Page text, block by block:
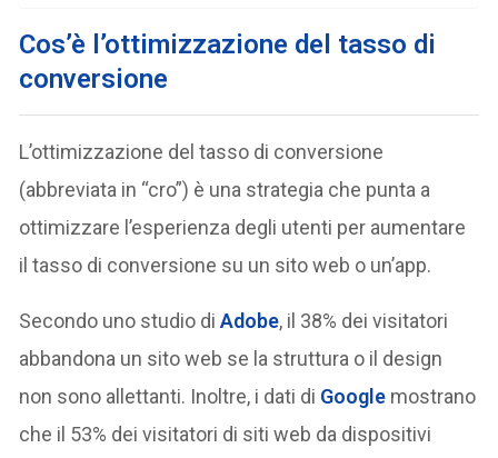
Cos’è l’ottimizzazione del tasso di
conversione
L’ottimizzazione del tasso di conversione
(abbreviata in “cro”) è una strategia che punta a
ottimizzare l’esperienza degli utenti per aumentare
il tasso di conversione su un sito web o un’app.
Secondo uno studio diAdobe, il 38% dei visitatori
abbandona un sito web se la struttura o il design
non sono allettanti. Inoltre, i dati di Google mostrano
che il 53% dei visitatori di siti web da dispositivi